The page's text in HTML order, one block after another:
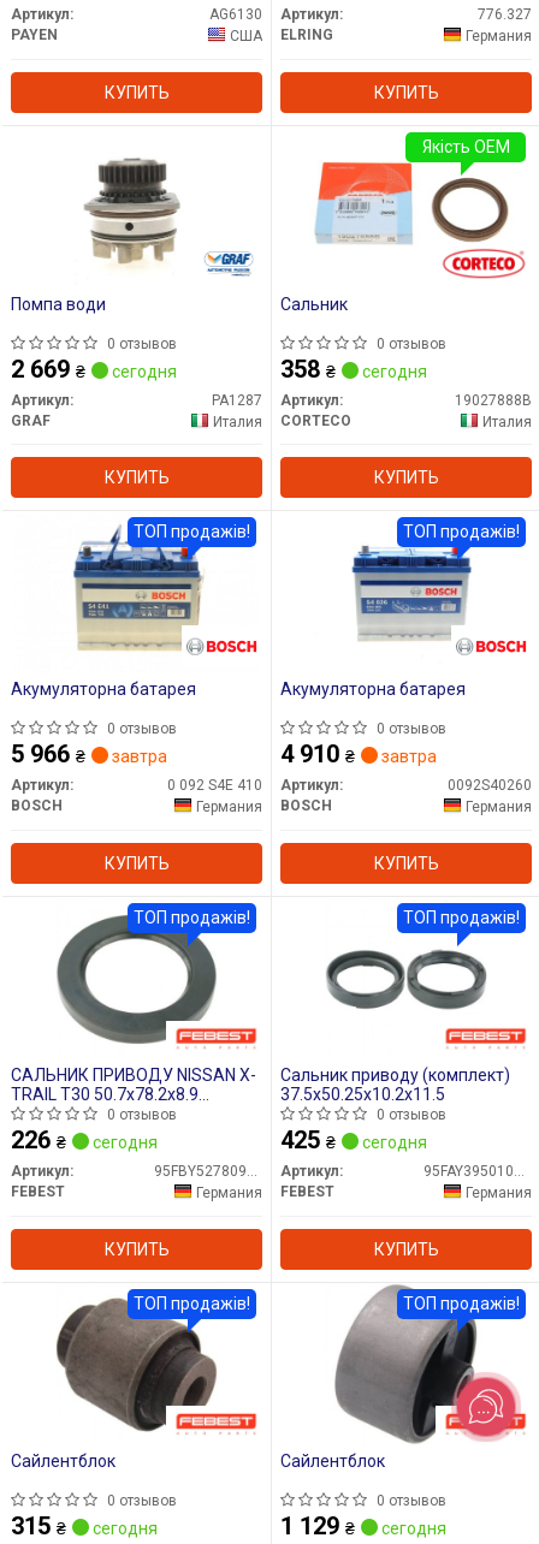
Артикул:
AG6130
PAYEN
США
КУПИТЬ
Артикул:
776.327
ELRING
Германия
КУПИТЬ
Помпа води
0 отзывов
2 669 ₴ сегодня
Артикул:
PA1287
GRAF
Италия
КУПИТЬ
Сальник
0 отзывов
358 ₴ сегодня
Артикул:
19027888B
CORTECO
Италия
КУПИТЬ
Якість OEM
Акумуляторна батарея
0 отзывов
5 966 ₴ завтра
Артикул:
0 092 S4E 410
BOSCH
Германия
КУПИТЬ
ТОП продажів!
Акумуляторна батарея
0 отзывов
4 910 ₴ завтра
Артикул:
0092S40260
BOSCH
Германия
КУПИТЬ
ТОП продажів!
САЛЬНИК ПРИВОДУ NISSAN X-
TRAIL T30 50.7x78.2x8.9
(FEBEST)
0 отзывов
226 ₴ сегодня
Артикул:
95FBY52780909X
FEBEST
Германия
КУПИТЬ
ТОП продажів!
Сальник приводу (комплект)
37.5x50.25x10.2x11.5
0 отзывов
425 ₴ сегодня
Артикул:
95FAY39501012X
FEBEST
Германия
КУПИТЬ
ТОП продажів!
Сайлентблок
0 отзывов
315 ₴ сегодня
ТОП продажів!
Сайлентблок
0 отзывов
1 129 ₴ сегодня
ТОП продажів!